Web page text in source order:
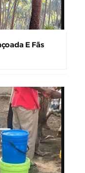
E Fãs